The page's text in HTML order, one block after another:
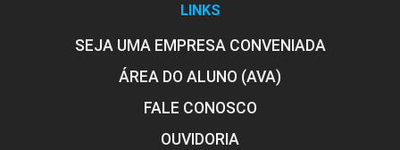
LINKS
SEJA UMA EMPRESA CONVENIADA
ÁREA DO ALUNO (AVA)
FALE CONOSCO
OUVIDORIA